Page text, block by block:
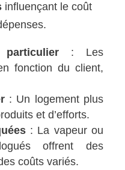
influençant le coût
: Les
fonction du client,
: Un logement plus
et d’efforts.
: La vapeur ou
offrent des
coûts variés.